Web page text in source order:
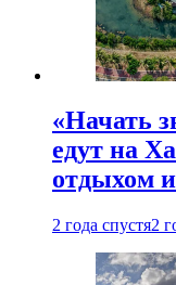
«Начать
едут на
отдыхом
2 года спустя2